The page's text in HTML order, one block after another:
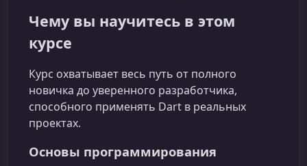
Чему вы научитесь в этом
курсе
Курс охватывает весь путь от полного
новичка до уверенного разработчика,
способного применять Dart в реальных
проектах.
Основы программирования